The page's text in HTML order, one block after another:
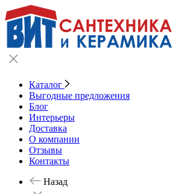
Каталог
Выгодные предложения
Блог
Интерьеры
Доставка
О компании
Отзывы
Контакты
Назад